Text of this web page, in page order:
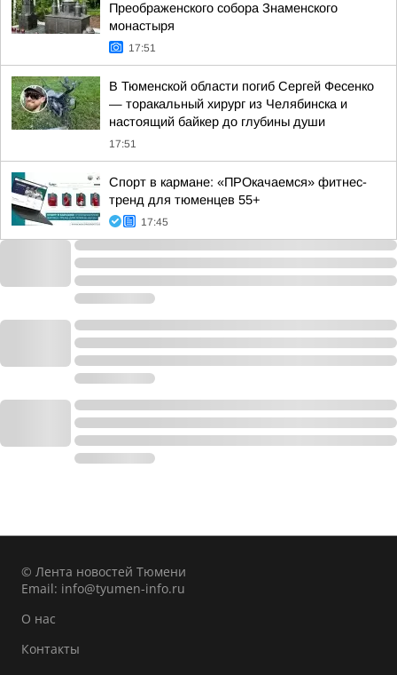
Преображенского собора Знаменского
монастыря
17:51
В Тюменской области погиб Сергей Фесенко
— торакальный хирург из Челябинска и
настоящий байкер до глубины души
17:51
Спорт в кармане: «ПРОкачаемся» фитнес-
тренд для тюменцев 55+
17:45
© Лента новостей Тюмени
Email: info@tyumen-info.ru
О нас
Контакты